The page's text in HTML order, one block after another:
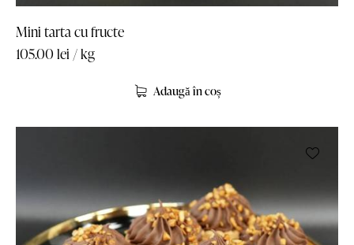
Mini tarta cu fructe
105.00 lei / kg
Adaugă în coș